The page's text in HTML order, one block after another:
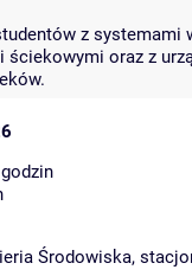
z
oraz z
Środowiska,